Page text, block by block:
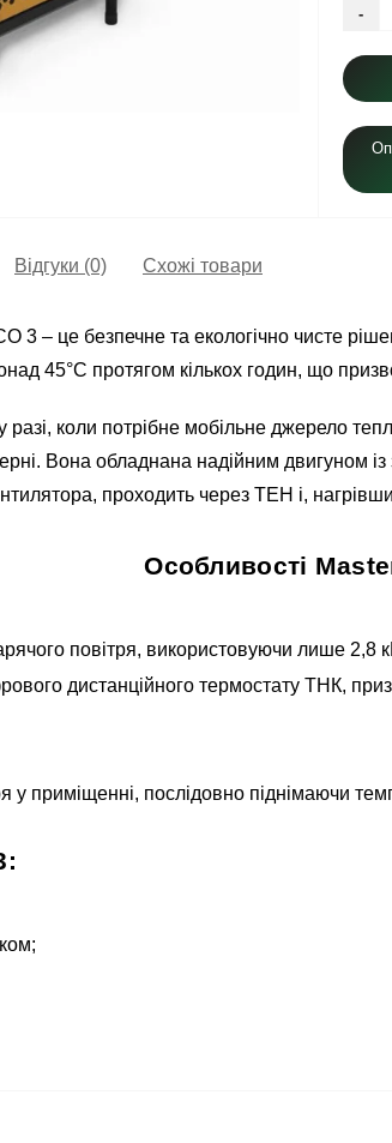
-
Відгуки (0) Схожі товари
3 – це безпечне та екологічно чисте
45°C протягом кількох годин, що
коли потрібне мобільне джерело
Вона обладнана надійним двигуном
проходить через ТЕН і,
Особливості
повітря, використовуючи лише 2,8
дистанційного термостату ТНК,
у приміщенні, послідовно піднімаючи